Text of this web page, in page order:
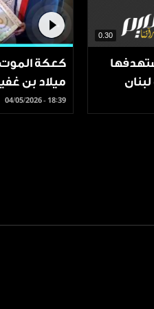
0.30
كعكة الموت
ميلاد بن
04/05/2026 - 18:39